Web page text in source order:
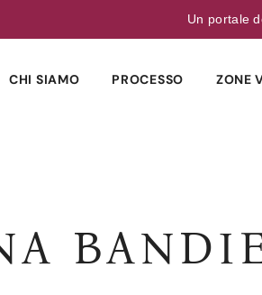
Un portale
CHI SIAMO PROCESSO ZONE